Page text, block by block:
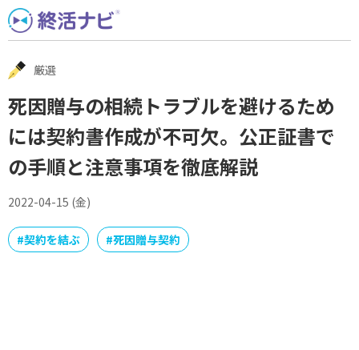
Skip
to
content
厳選
死因贈与の相続トラブルを避けるため
には契約書作成が不可欠。公正証書で
の手順と注意事項を徹底解説
2022-04-15 (金)
#契約を結ぶ #死因贈与契約